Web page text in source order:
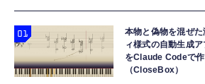
本物と偽物を混ぜ
ィ様式の自動生成
をClaude Codeで
（CloseBox）